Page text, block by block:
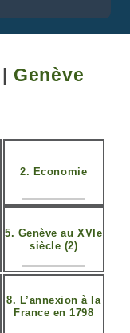
Genève
2. Economie
5. Genève au XVIe
siècle (2)
8. L’annexion à la
France en 1798